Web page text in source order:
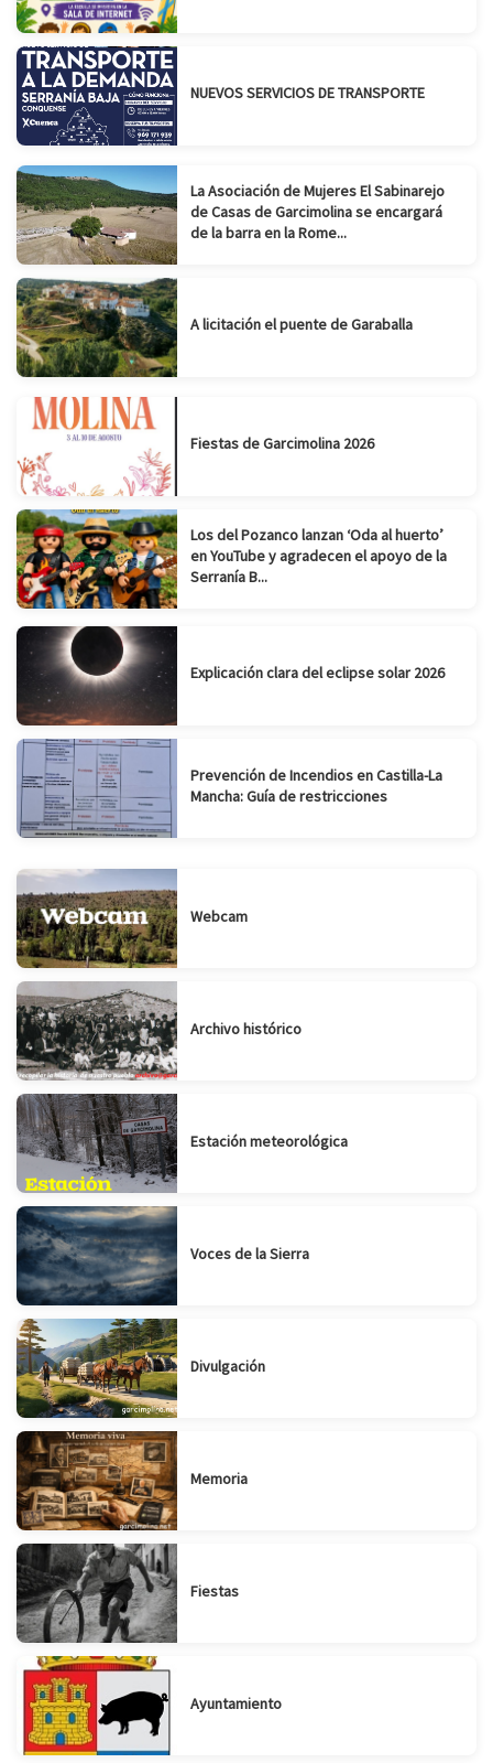
NUEVOS SERVICIOS DE TRANSPORTE
La Asociación de Mujeres El Sabinarejo
de Casas de Garcimolina se encargará
de la barra en la Rome...
A licitación el puente de Garaballa
Fiestas de Garcimolina 2026
Los del Pozanco lanzan ‘Oda al huerto’
en YouTube y agradecen el apoyo de la
Serranía B...
Explicación clara del eclipse solar 2026
Prevención de Incendios en Castilla-La
Mancha: Guía de restricciones
Webcam
Archivo histórico
Estación meteorológica
Voces de la Sierra
Divulgación
Memoria
Fiestas
Ayuntamiento